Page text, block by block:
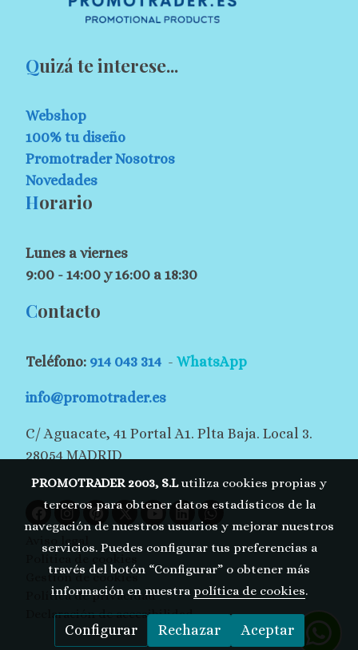
Quizá te interese...
Webshop
100% tu diseño
Promotrader Nosotros
Novedades
Horario
Lunes a viernes
9:00 - 14:00 y 16:00 a 18:30
Contacto
Teléfono: 914 043 314 - WhatsApp
info@promotrader.es
C/ Aguacate, 41 Portal A1. Plta Baja. Local 3.
28054 MADRID
Aviso legal
Gestión de cookies
Política de privacidad
Declaración de accesibilidad
PROMOTRADER 2003, S.Lutiliza cookies propias y
terceros para obtener datos estadísticos de la
navegación de nuestros usuarios y mejorar nuestros
servicios. Puedes configurar tus preferencias a
través del botón “Configurar” o obtener más
información en nuestra política de cookies.
Configurar Rechazar Aceptar